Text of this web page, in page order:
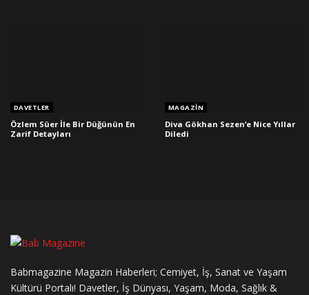
DAVETLER
Özlem Süer İle Bir Düğünün En
Zarif Detayları
MAGAZIN
Diva Gökhan Sezen’e Nice Yıllar
Diledi
Babmagazine Magazin Haberleri; Cemiyet, İş, Sanat ve Yaşam
Kültürü Portalı! Davetler, İş Dünyası, Yaşam, Moda, Sağlık &